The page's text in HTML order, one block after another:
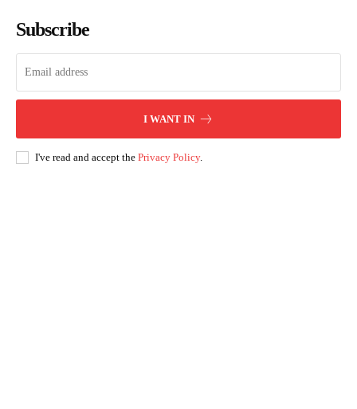
Subscribe
I WANT IN
I've read and accept the Privacy Policy.